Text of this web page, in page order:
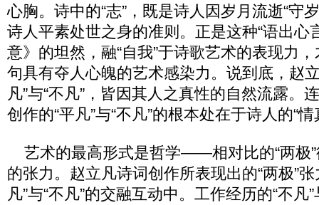
心胸。诗中的“志”，既是诗人因岁月流逝“守
诗人平素处世之身的准则。正是这种“语出心
意》的坦然，融“自我”于诗歌艺术的表现力
句具有夺人心魄的艺术感染力。说到底，赵
凡”与“不凡”，皆因其人之真性的自然流露。
创作的“平凡”与“不凡”的根本处在于诗人的“情
艺术的最高形式是哲学——相对比的“两极”
的张力。赵立凡诗词创作所表现出的“两极”
凡”与“不凡”的交融互动中。工作经历的“不凡